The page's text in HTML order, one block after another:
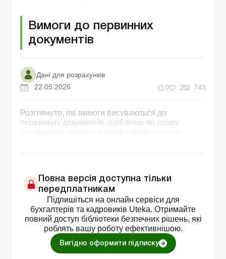
Вимоги до первинних
документів
Дані для розрахунків
22.05.2026
0 2 743
Розглянуто, які вимоги висуваються до
первинних документів, щоб вони по праву
Повна версія доступна тільки
передплатникам
Підпишіться на онлайн сервіси для
бухгалтерів та кадровиків Uteka. Отримайте
повний доступ бібліотеки безпечних рішень, які
роблять вашу роботу ефективнішою.
Вигідно оформити підписку